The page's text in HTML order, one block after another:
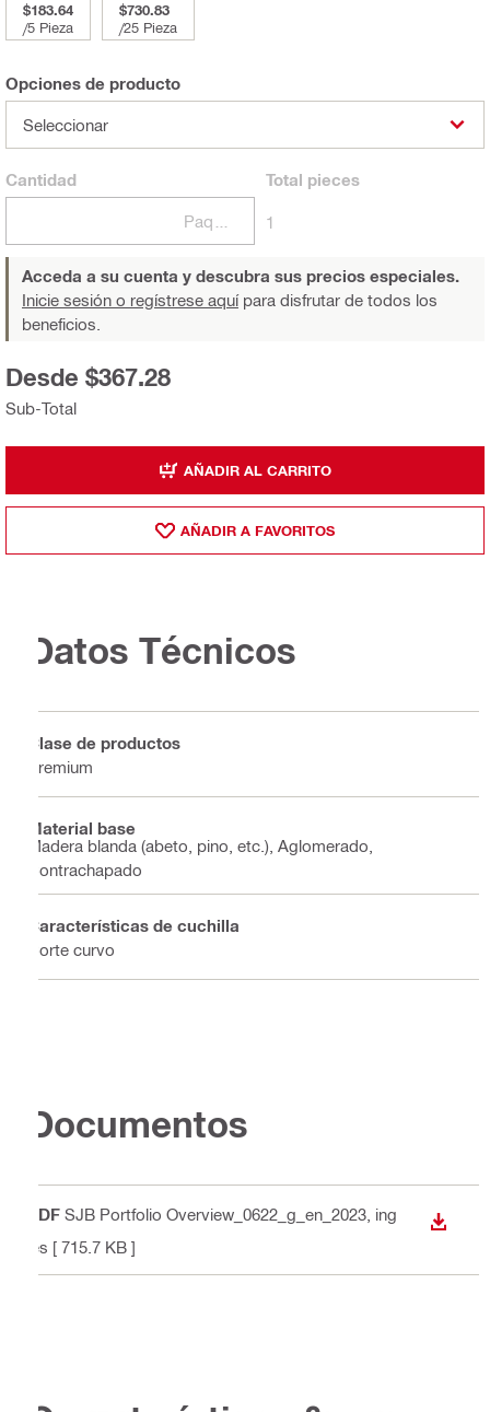
$183.64
/5 Pieza
$730.83
/25 Pieza
Opciones de producto
Seleccionar
Cantidad Total pieces
1
Acceda a su cuenta y descubra sus precios especiales.
Inicie sesión o regístrese aquípara disfrutar de todos los
beneficios.
Sub-Total
Desde $367.28
AÑADIR AL CARRITO
AÑADIR A FAVORITOS
Datos Técnicos
Clase de productos
Premium
Material base
Madera blanda (abeto, pino, etc.), Aglomerado,
Contrachapado
Características de cuchilla
Corte curvo
Documentos
PDF SJB Portfolio Overview_0622_g_en_2023 , ing
lés [ 715.7 KB ]